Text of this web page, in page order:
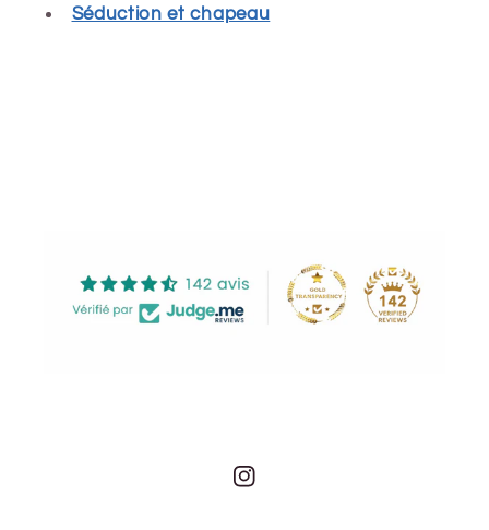
Séduction et chapeau
Instagram